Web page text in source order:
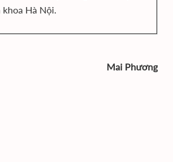
Hà Nội.
Mai Phương